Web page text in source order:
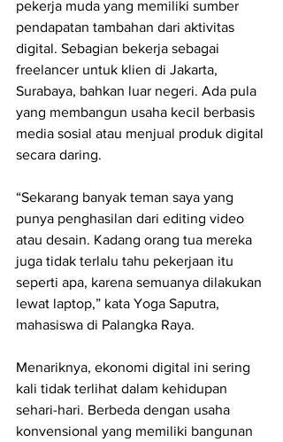
pekerja muda yang memiliki sumber
pendapatan tambahan dari aktivitas
digital. Sebagian bekerja sebagai
freelancer untuk klien di Jakarta,
Surabaya, bahkan luar negeri. Ada pula
yang membangun usaha kecil berbasis
media sosial atau menjual produk digital
secara daring.
“Sekarang banyak teman saya yang
punya penghasilan dari editing video
atau desain. Kadang orang tua mereka
juga tidak terlalu tahu pekerjaan itu
seperti apa, karena semuanya dilakukan
lewat laptop,” kata Yoga Saputra,
mahasiswa di Palangka Raya.
Menariknya, ekonomi digital ini sering
kali tidak terlihat dalam kehidupan
sehari-hari. Berbeda dengan usaha
konvensional yang memiliki bangunan